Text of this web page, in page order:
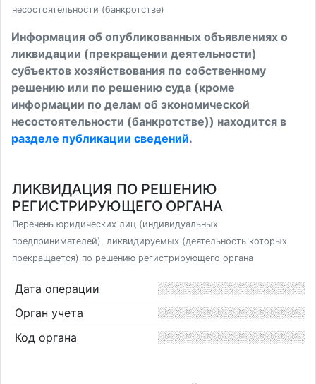
несостоятельности (банкротстве)
Информация об опубликованных объявлениях о
ликвидации (прекращении деятельности)
субъектов хозяйствования по собственному
решению или по решению суда (кроме
информации по делам об экономической
несостоятельности (банкротстве)) находится в
разделе публикации сведений.
ЛИКВИДАЦИЯ ПО РЕШЕНИЮ
РЕГИСТРИРУЮЩЕГО ОРГАНА
Перечень юридических лиц (индивидуальных
предпринимателей), ликвидируемых (деятельность которых
прекращается) по решению регистрирующего органа
Дата операции
Орган учета
Код органа